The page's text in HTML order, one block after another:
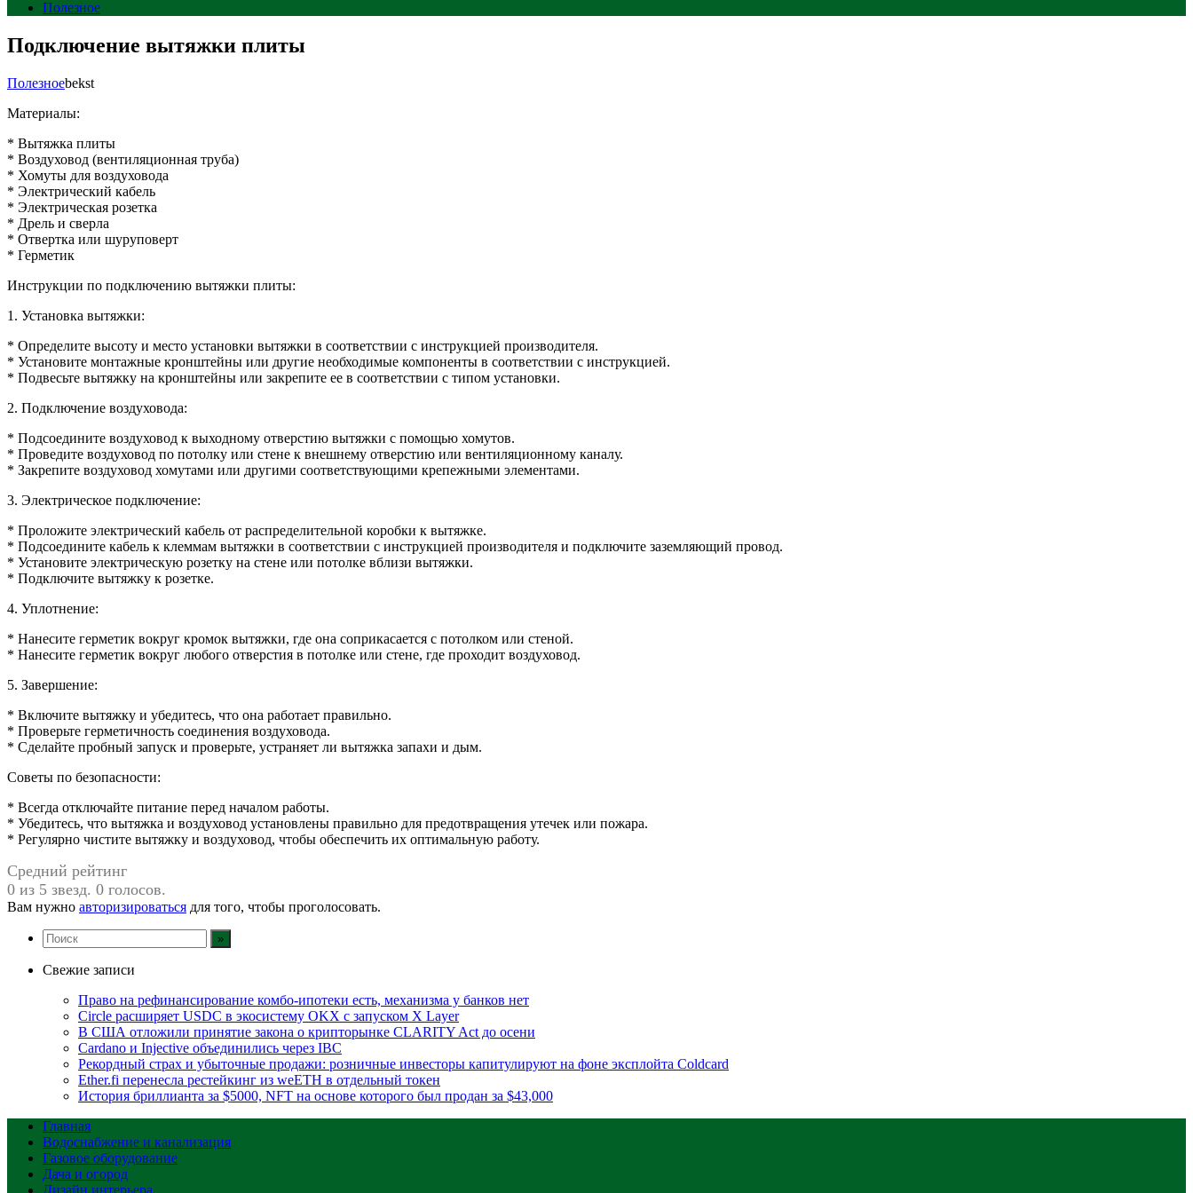
Полезное
Подключение вытяжки плиты
Полезноеbekst
Материалы:
* Вытяжка плиты
* Воздуховод (вентиляционная труба)
* Хомуты для воздуховода
* Электрический кабель
* Электрическая розетка
* Дрель и сверла
* Отвертка или шуруповерт
* Герметик
Инструкции по подключению вытяжки плиты:
1. Установка вытяжки:
* Определите высоту и место установки вытяжки в соответствии с инструкцией производителя.
* Установите монтажные кронштейны или другие необходимые компоненты в соответствии с инструкцией.
* Подвесьте вытяжку на кронштейны или закрепите ее в соответствии с типом установки.
2. Подключение воздуховода:
* Подсоедините воздуховод к выходному отверстию вытяжки с помощью хомутов.
* Проведите воздуховод по потолку или стене к внешнему отверстию или вентиляционному каналу.
* Закрепите воздуховод хомутами или другими соответствующими крепежными элементами.
3. Электрическое подключение:
* Проложите электрический кабель от распределительной коробки к вытяжке.
* Подсоедините кабель к клеммам вытяжки в соответствии с инструкцией производителя и подключите заземляющий провод.
* Установите электрическую розетку на стене или потолке вблизи вытяжки.
* Подключите вытяжку к розетке.
4. Уплотнение:
* Нанесите герметик вокруг кромок вытяжки, где она соприкасается с потолком или стеной.
* Нанесите герметик вокруг любого отверстия в потолке или стене, где проходит воздуховод.
5. Завершение:
* Включите вытяжку и убедитесь, что она работает правильно.
* Проверьте герметичность соединения воздуховода.
* Сделайте пробный запуск и проверьте, устраняет ли вытяжка запахи и дым.
Советы по безопасности:
* Всегда отключайте питание перед началом работы.
* Убедитесь, что вытяжка и воздуховод установлены правильно для предотвращения утечек или пожара.
* Регулярно чистите вытяжку и воздуховод, чтобы обеспечить их оптимальную работу.
Средний рейтинг
0 из 5 звезд. 0 голосов.
Вам нужно авторизироваться для того, чтобы проголосовать.
Свежие записи
Право на рефинансирование комбо-ипотеки есть, механизма у банков нет
Circle расширяет USDC в экосистему OKX с запуском X Layer
В США отложили принятие закона о крипторынке CLARITY Act до осени
Cardano и Injective объединились через IBC
Рекордный страх и убыточные продажи: розничные инвесторы капитулируют на фоне эксплойта Coldcard
Ether.fi перенесла рестейкинг из weETH в отдельный токен
История бриллианта за $5000, NFT на основе которого был продан за $43,000
Главная
Водоснабжение и канализация
Газовое оборудование
Дача и огород
Дизайн интерьера